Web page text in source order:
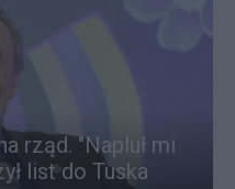
rząd. "Napluł mi
list do Tuska